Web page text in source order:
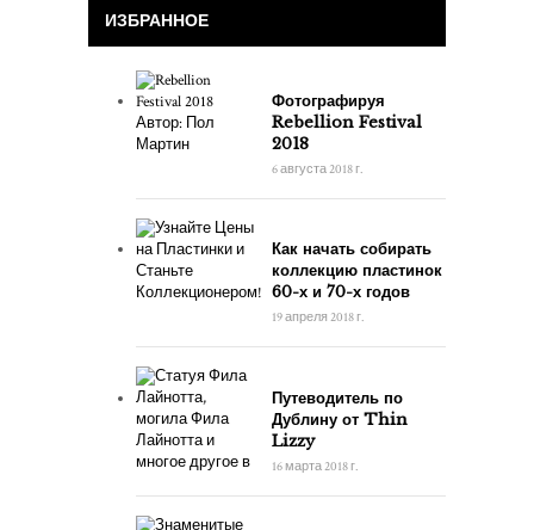
ИЗБРАННОЕ
Фотографируя
Rebellion Festival
2018
6 августа 2018 г.
Как начать собирать
коллекцию пластинок
60-х и 70-х годов
19 апреля 2018 г.
Путеводитель по
Дублину от Thin
Lizzy
16 марта 2018 г.